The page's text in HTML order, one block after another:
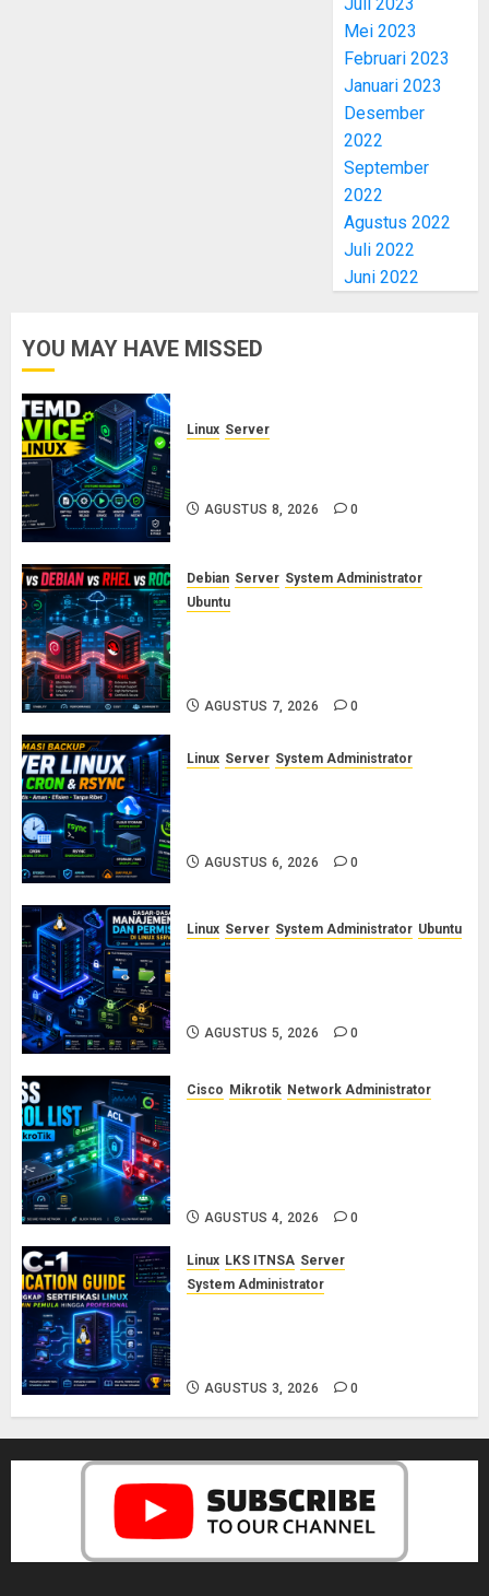
Mei 2023
Februari 2023
Januari 2023
Desember
2022
September
2022
Agustus 2022
Juli 2022
Juni 2022
YOU MAY HAVE MISSED
Linux Server
AGUSTUS 8, 2026 0
Debian Server System Administrator
Ubuntu
AGUSTUS 7, 2026 0
Linux Server System Administrator
AGUSTUS 6, 2026 0
Linux Server System Administrator Ubuntu
AGUSTUS 5, 2026 0
Cisco Mikrotik Network Administrator
AGUSTUS 4, 2026 0
Linux LKS ITNSA Server
System Administrator
AGUSTUS 3, 2026 0